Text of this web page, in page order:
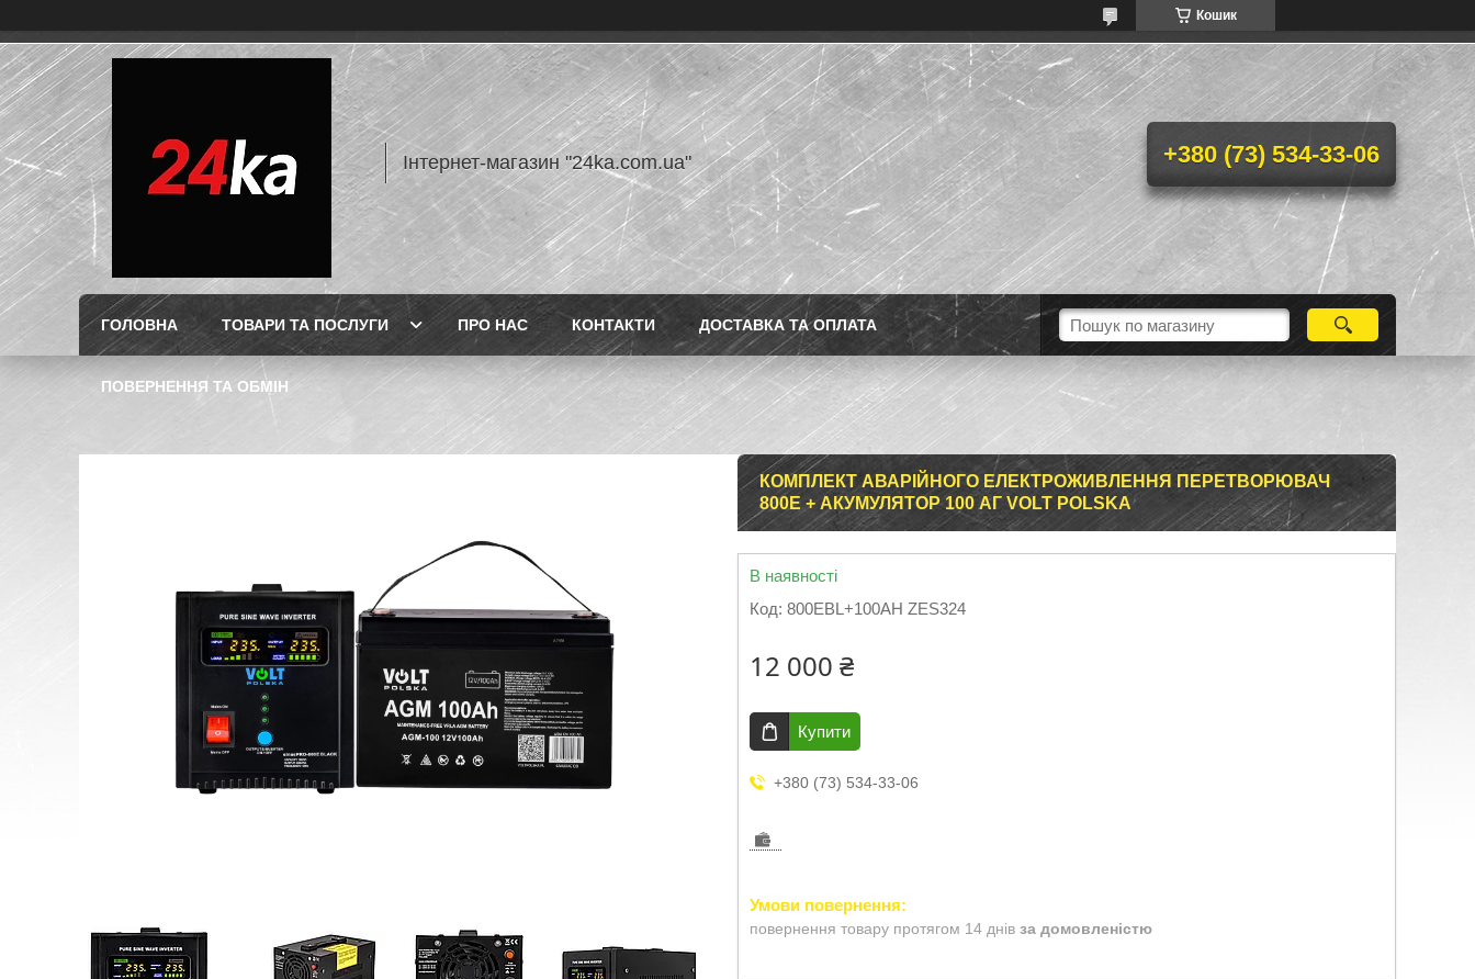
Кошик
Інтернет-магазин "24ka.com.ua" +380 (73) 534-33-06
ГОЛОВНА ТОВАРИ ТА ПОСЛУГИ ПРО НАС КОНТАКТИ ДОСТАВКА ТА ОПЛАТА
ПОВЕРНЕННЯ ТА ОБМІН
КОМПЛЕКТ АВАРІЙНОГО ЕЛЕКТРОЖИВЛЕННЯ ПЕРЕТВОРЮВАЧ
800E + АКУМУЛЯТОР 100 АГ VOLT POLSKA
В наявності
Код: 800EBL+100AH ZES324
12 000 ₴
Купити
+380 (73) 534-33-06
повернення товару протягом 14 днів за домовленістю